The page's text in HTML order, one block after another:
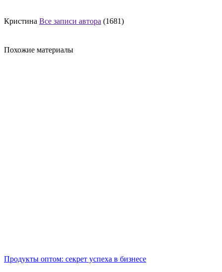
Кристина Все записи автора (1681)
Похожие материалы
Продукты оптом: секрет успеха в бизнесе